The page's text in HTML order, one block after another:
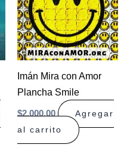
Imán Mira con Amor
Plancha Smile
$2.000,00
Agregar
al carrito